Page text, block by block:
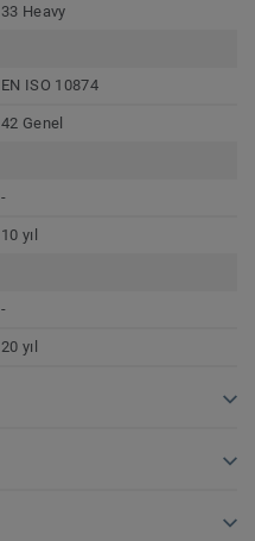
33 Heavy
EN ISO 10874
42 Genel
-
10 yıl
-
20 yıl